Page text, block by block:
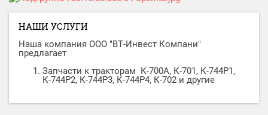
НАШИ УСЛУГИ
Наша компания ООО "ВТ-Инвест Компани"
предлагает
Запчасти к тракторам К-700А, К-701, К-744Р1,
К-744Р2, К-744Р3, К-744Р4, К-702 и другие